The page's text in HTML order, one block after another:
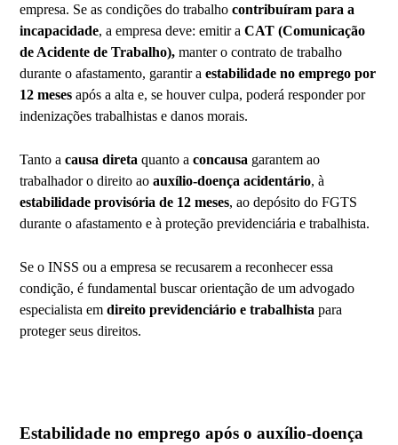
empresa. Se as condições do trabalhocontribuíram para a
incapacidade, a empresa deve: emitir aCAT (Comunicação
de Acidente de Trabalho),manter o contrato de trabalho
durante o afastamento, garantir aestabilidade no emprego por
12 meses após a alta e, se houver culpa, poderá responder por
indenizações trabalhistas e danos morais.
Tanto acausa direta quanto aconcausa garantem ao
trabalhador o direito aoauxílio-doença acidentário, à
estabilidade provisória de 12 meses, ao depósito do FGTS
durante o afastamento e à proteção previdenciária e trabalhista.
Se o INSS ou a empresa se recusarem a reconhecer essa
condição, é fundamental buscar orientação de um advogado
especialista emdireito previdenciário e trabalhista para
proteger seus direitos.
Estabilidade no emprego após o auxílio-doença